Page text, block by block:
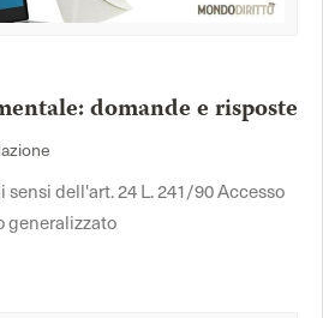
domande e risposte
dell'art. 24 L. 241/90 Accesso
generalizzato